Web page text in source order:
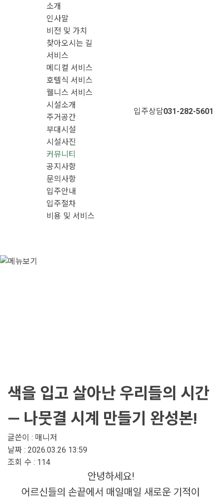
소개
인사말
비전 및 가치
찾아오시는 길
서비스
메디컬 서비스
호텔식 서비스
웰니스 서비스
시설소개
주거공간
부대시설
시설사진
커뮤니티
공지사항
문의사항
입주안내
입주절차
비용 및 서비스
입주상담031-282-5601
색을 입고 살아난 우리들의 시간
— 나뭇결 시계 만들기 완성본!
글쓴이 : 매니저
날짜 : 2026.03.26 13:59
조회 수 : 114
안녕하세요!
어르신들의 손끝에서 매일매일 새로운 기적이